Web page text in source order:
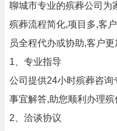
聊城市专业的殡葬公司为
殡葬流程简化,项目多,客
员全程代办或协助,客户
1、专业指导
公司提供24小时殡葬咨
事宜解答,助您顺利办理
2、洽谈协议